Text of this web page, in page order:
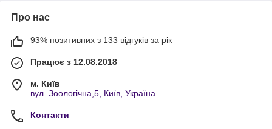
Про нас
93% позитивних з 133 відгуків за рік
Працює з 12.08.2018
м. Київ
вул. Зоологічна,5, Київ, Україна
Контакти